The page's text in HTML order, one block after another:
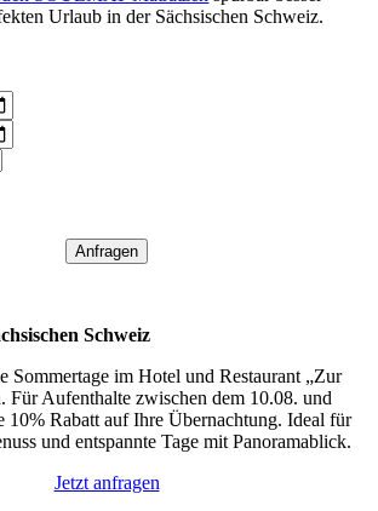
Urlaub in der Sächsischen Schweiz.
Anfragen
Schweiz
Sommertage im Hotel und Restaurant „Zur
Für Aufenthalte zwischen dem 10.08. und
10% Rabatt auf Ihre Übernachtung. Ideal für
und entspannte Tage mit Panoramablick.
Jetzt anfragen